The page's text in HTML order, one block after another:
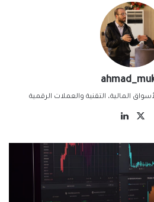
المالية، التقنية والعملات الرقمية
‫X